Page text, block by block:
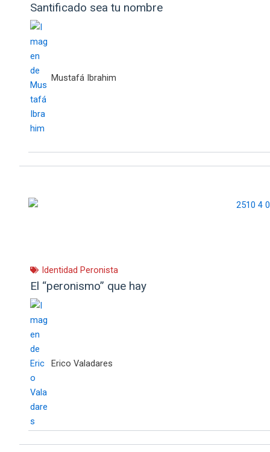
Santificado sea tu nombre
Mustafá Ibrahim
Identidad Peronista
El “peronismo” que hay
Erico Valadares